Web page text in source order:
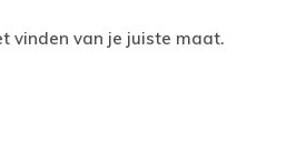
vinden van je juiste maat.